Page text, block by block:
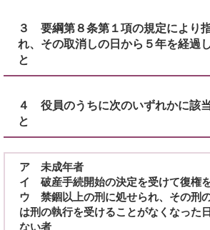
３ 要綱第８条第１項の規定により
れ、その取消しの日から５年を経過
と
４ 役員のうちに次のいずれかに該
と
ア 未成年者
イ 破産手続開始の決定を受けて復権
ウ 禁錮以上の刑に処せられ、その刑
は刑の執行を受けることがなくなった
ない者